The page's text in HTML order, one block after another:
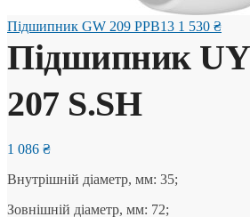
Підшипник GW 209 PPB13 1 530 ₴
Підшипник UY
207 S.SH
1 086 ₴
Внутрішній діаметр, мм: 35;
Зовнішній діаметр, мм: 72;